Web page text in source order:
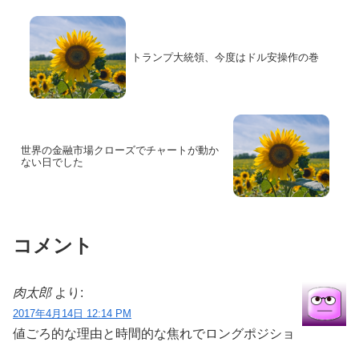
トランプ大統領、今度はドル安操作の巻
世界の金融市場クローズでチャートが動か
ない日でした
コメント
肉太郎 より:
2017年4月14日 12:14 PM
値ごろ的な理由と時間的な焦れでロングポジショ